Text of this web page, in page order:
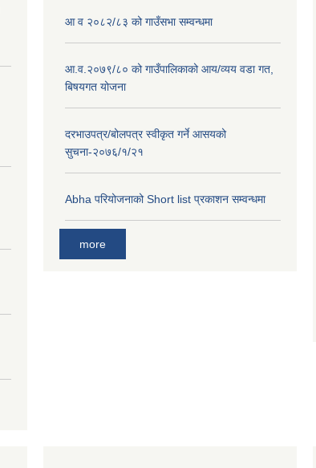
आ व २०८२/८३ को गाउँसभा सम्वन्धमा
आ.व.२०७९/८० को गाउँपालिकाको आय/व्यय वडा गत,
बिषयगत योजना
दरभाउपत्र/बोलपत्र स्वीकृत गर्ने आसयको
सुचना-२०७६/१/२१
Abha परियोजनाको Short list प्रकाशन सम्वन्धमा
more